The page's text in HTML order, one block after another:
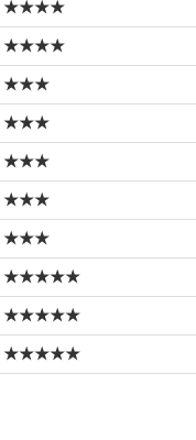
★★★★
★★★★
★★★
★★★
★★★
★★★
★★★
★★★★★
★★★★★
★★★★★